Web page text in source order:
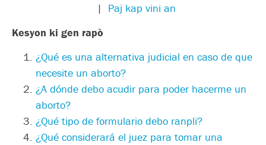
| Paj kap vini an
Kesyon ki gen rapò
¿Qué es una alternativa judicial en caso de que
necesite un aborto?
¿A dónde debo acudir para poder hacerme un
aborto?
¿Qué tipo de formulario debo ranpli?
¿Qué considerará el juez para tomar una